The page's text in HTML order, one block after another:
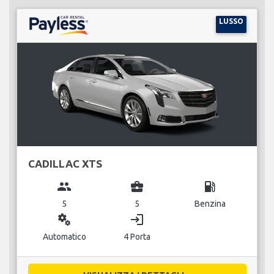
LUSSO
CADILLAC XTS
group
5
business_center
5
local_gas_station
Benzina
miscellaneous_services
Automatico
login
4 Porta